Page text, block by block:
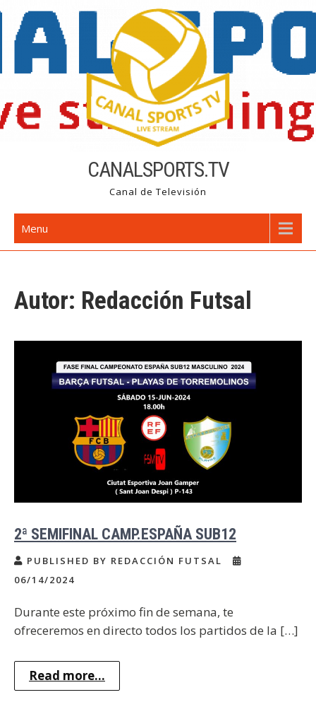
Skip
content
CANALSPORTS.TV
Canal de Televisión
Menu
Autor: Redacción Futsal
2ª SEMIFINAL CAMP.ESPAÑA SUB12
PUBLISHED BY REDACCIÓN FUTSAL
06/14/2024
Durante este próximo fin de semana, te
ofreceremos en directo todos los partidos de la […]
Read more...